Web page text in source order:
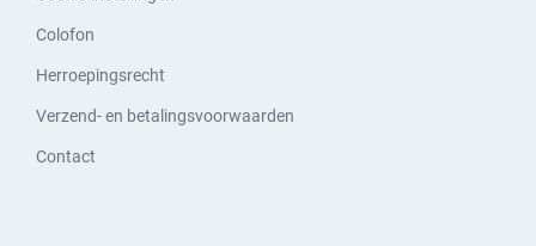
Colofon
Herroepingsrecht
Verzend- en betalingsvoorwaarden
Contact